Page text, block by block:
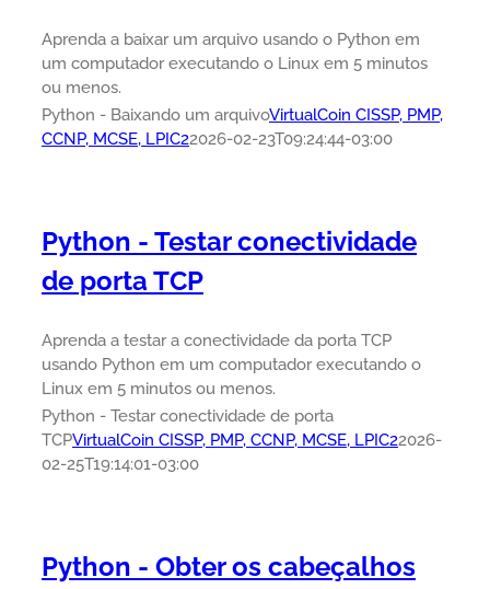
Aprenda a baixar um arquivo usando o Python em
um computador executando o Linux em 5 minutos
ou menos.
Python - Baixando um arquivoVirtualCoin CISSP, PMP,
CCNP, MCSE, LPIC22026-02-23T09:24:44-03:00
Python - Testar conectividade
de porta TCP
Aprenda a testar a conectividade da porta TCP
usando Python em um computador executando o
Linux em 5 minutos ou menos.
Python - Testar conectividade de porta
TCPVirtualCoin CISSP, PMP, CCNP, MCSE, LPIC22026-
02-25T19:14:01-03:00
Python - Obter os cabeçalhos